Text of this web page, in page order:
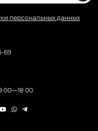
персональных данных
69